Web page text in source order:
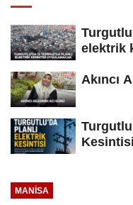
elektrik
Akıncı
Kesintisi
MANİSA